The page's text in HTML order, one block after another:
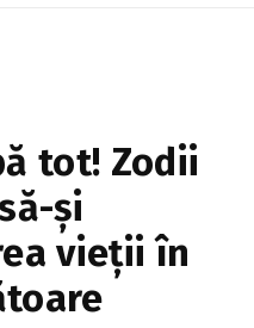
tot! Zodii
și
vieții în